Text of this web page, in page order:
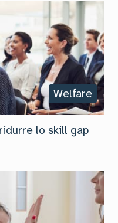
Welfare
lo skill gap